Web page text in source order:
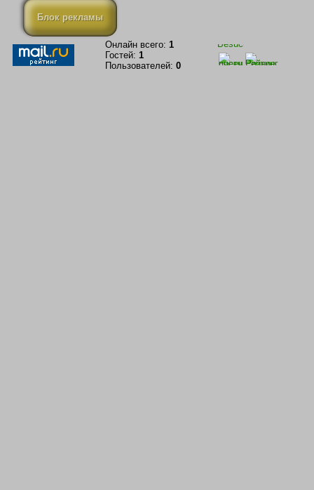
Блок рекламы
Онлайн всего: 1
Гостей: 1
Пользователей: 0